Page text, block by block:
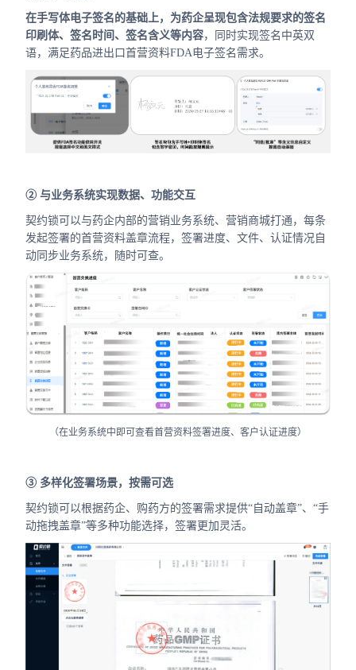
在手写体电子签名的基础上，为药企呈现包含法规要求的签名
印刷体、签名时间、签名含义等内容，同时实现签名中英双
语，满足药品进出口首营资料FDA电子签名需求。
② 与业务系统实现数据、功能交互
契约锁可以与药企内部的营销业务系统、营销商城打通，每条
发起签署的首营资料盖章流程，签署进度、文件、认证情况自
动同步业务系统，随时可查。
（在业务系统中即可查看首营资料签署进度、客户认证进度）
③ 多样化签署场景，按需可选
契约锁可以根据药企、购药方的签署需求提供“自动盖章”、“手
动拖拽盖章”等多种功能选择，签署更加灵活。